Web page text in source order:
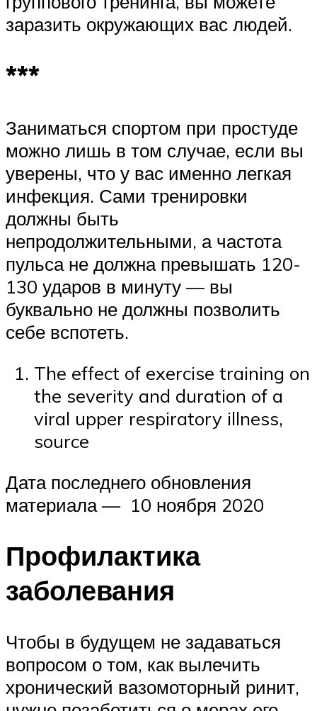
заразить окружающих вас людей.
***
Заниматься спортом при простуде
можно лишь в том случае, если вы
уверены, что у вас именно легкая
инфекция. Сами тренировки
должны быть
непродолжительными, а частота
пульса не должна превышать 120-
130 ударов в минуту — вы
буквально не должны позволить
себе вспотеть.
The effect of exercise training on
the severity and duration of a
viral upper respiratory illness,
source
Дата последнего обновления
материала — 10 ноября 2020
Профилактика
заболевания
Чтобы в будущем не задаваться
вопросом о том, как вылечить
хронический вазомоторный ринит,